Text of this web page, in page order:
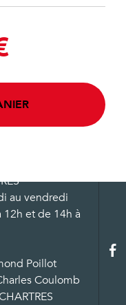
au vendredi
12h et de 14h à
Poillot
Coulomb